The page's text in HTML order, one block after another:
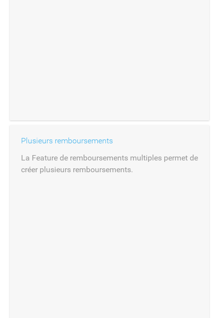
Plusieurs remboursements
La Feature de remboursements multiples permet de
créer plusieurs remboursements.